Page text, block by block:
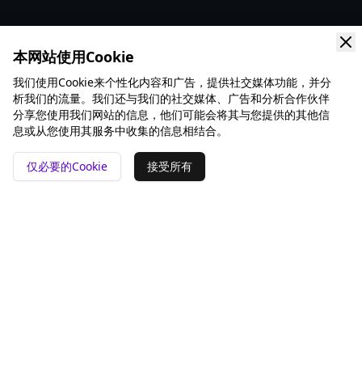
本网站使用Cookie
我们使用Cookie来个性化内容和广告，提供社交媒体功能，并分
析我们的流量。我们还与我们的社交媒体、广告和分析合作伙伴
分享您使用我们网站的信息，他们可能会将其与您提供的其他信
息或从您使用其服务中收集的信息相结合。
仅必要的Cookie 接受所有